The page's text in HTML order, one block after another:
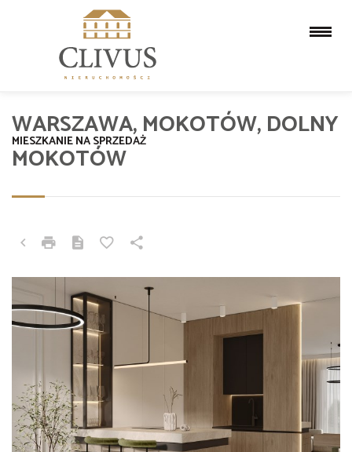
WARSZAWA, MOKOTÓW, DOLNY
MOKOTÓW
MIESZKANIE NA SPRZEDAŻ